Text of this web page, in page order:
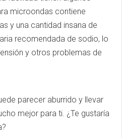
microondas contiene
y una cantidad insana de
recomendada de sodio, lo
y otros problemas de
parecer aburrido y llevar
mejor para ti. ¿Te gustaría